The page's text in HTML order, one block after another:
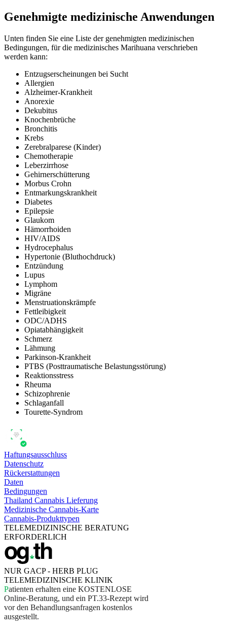
Genehmigte medizinische Anwendungen
Unten finden Sie eine Liste der genehmigten medizinischen
Bedingungen, für die medizinisches Marihuana verschrieben
werden kann:
Entzugserscheinungen bei Sucht
Allergien
Alzheimer-Krankheit
Anorexie
Dekubitus
Knochenbrüche
Bronchitis
Krebs
Zerebralparese (Kinder)
Chemotherapie
Leberzirrhose
Gehirnerschütterung
Morbus Crohn
Entmarkungskrankheit
Diabetes
Epilepsie
Glaukom
Hämorrhoiden
HIV/AIDS
Hydrocephalus
Hypertonie (Bluthochdruck)
Entzündung
Lupus
Lymphom
Migräne
Menstruationskrämpfe
Fettleibigkeit
ODC/ADHS
Opiatabhängigkeit
Schmerz
Lähmung
Parkinson-Krankheit
PTBS (Posttraumatische Belastungsstörung)
Reaktionsstress
Rheuma
Schizophrenie
Schlaganfall
Tourette-Syndrom
Haftungsausschluss
Datenschutz
Rückerstattungen
Daten
Bedingungen
Thailand Cannabis Lieferung
Medizinische Cannabis-Karte
Cannabis-Produkttypen
TELEMEDIZINISCHE BERATUNG
ERFORDERLICH
NUR GACP - HERB PLUG
TELEMEDIZINISCHE KLINIK
Patienten erhalten eine KOSTENLOSE
Online-Beratung, und ein PT.33-Rezept wird
vor den Behandlungsanfragen kostenlos
ausgestellt.